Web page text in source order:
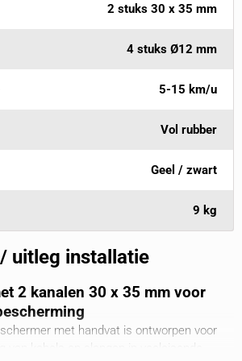
2 stuks 30 x 35 mm
4 stuks Ø12 mm
5-15 km/u
Vol rubber
Geel / zwart
9 kg
uitleg installatie
2 kanalen 30 x 35 mm voor
met handvat is ontworpen voor
van kabels en slangen in veeleisende